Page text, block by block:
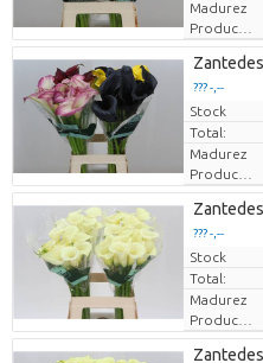
Madurez
Productor
??? -,--
Precio por
Stock
Total:
Madurez
Productor
??? -,--
Precio por
Stock
Total:
Madurez
Productor